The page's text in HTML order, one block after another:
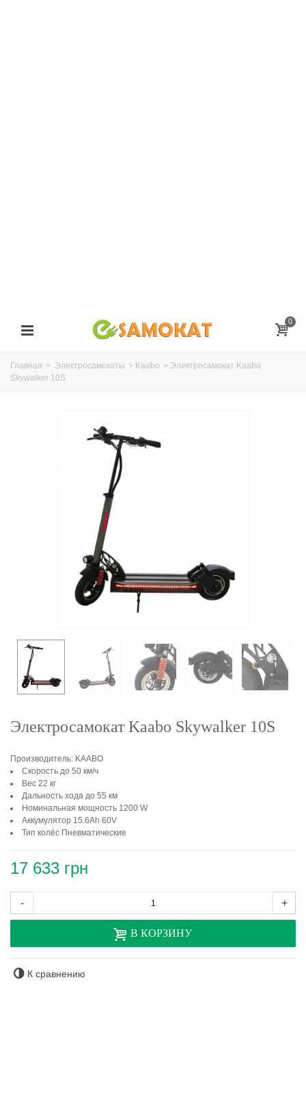
0
Главная > Электросамокаты > Kaabo > Электросамокат Kaabo
Skywalker 10S
Электросамокат Kaabo Skywalker 10S
Производитель: KAABO
Скорость до 50 км/ч
Вес 22 кг
Дальность хода до 55 км
Номинальная мощность 1200 W
Аккумулятор 15.6Ah 60V
Тип колёс Пневматические
17 633 грн
- +
В КОРЗИНУ
К сравнению